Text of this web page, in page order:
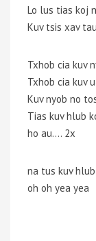
Lo lus tias koj
Kuv tsis xav
Txhob cia kuv
Txhob cia kuv
Kuv nyob no
Tias kuv hlub
ho au…. 2x
na tus kuv hlub
oh oh yea yea